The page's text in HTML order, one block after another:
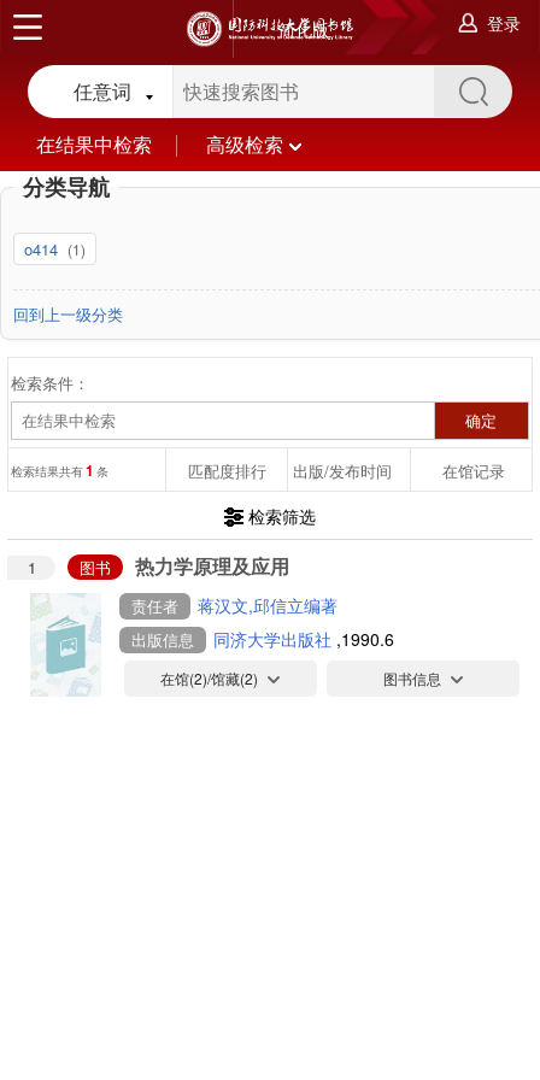
登录
简化版
任意词
在结果中检索
高级检索
分类导航
o414 (1)
回到上一级分类
检索条件：
检索结果共有1 条 匹配度排行 出版/发布时间 在馆记录
检索筛选
1 图书 热力学原理及应用
责任者 蒋汉文,邱信立编著
出版信息 同济大学出版社 ,1990.6
在馆(2)/馆藏(2) 图书信息